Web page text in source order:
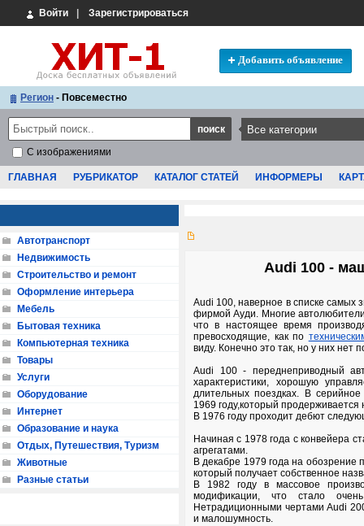
Войти Зарегистрироваться
Добавить объявление
Регион - Повсеместно
С изображениями
ГЛАВНАЯ РУБРИКАТОР КАТАЛОГ СТАТЕЙ ИНФОРМЕРЫ
Audi 100 -
Audi 100, наверное в списке самых
фирмой Ауди. Многие автолюбители
что в настоящее время
превосходящие, как по
виду. Конечно это так, но у них
Audi 100 - переднеприводный
характеристики, хорошую
длительных поездках. В
1969 году,который продерживается
В 1976 году проходит дебют
Начиная с 1978 года с конвейера
агрегатами.
В декабре 1979 года на обозрение
который получает собственное
В 1982 году в массовое
модификации, что стало
Нетрадиционными чертами Audi
и малошумность.
Автотранспорт
Недвижимость
Строительство и ремонт
Оформление интерьера
Мебель
Бытовая техника
Компьютерная техника
Товары
Услуги
Оборудование
Интернет
Образование и наука
Отдых, Путешествия, Туризм
Животные
Разные статьи